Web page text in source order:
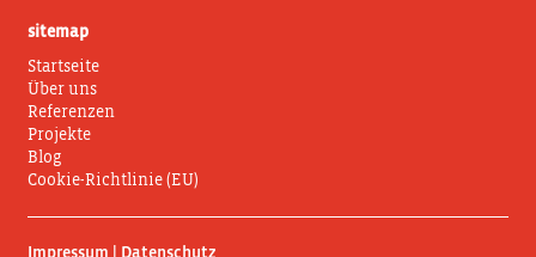
sitemap
Startseite
Über uns
Referenzen
Projekte
Blog
Cookie-Richtlinie (EU)